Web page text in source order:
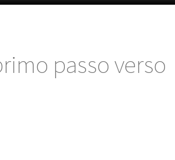
passo verso